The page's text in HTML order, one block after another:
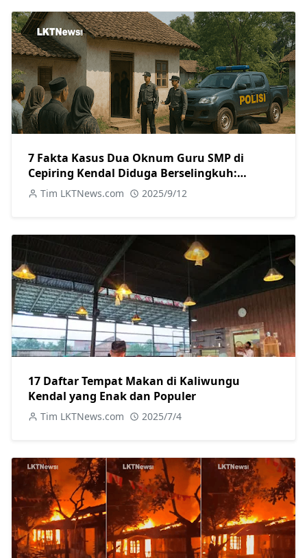
7 Fakta Kasus Dua Oknum Guru SMP di
Cepiring Kendal Diduga Berselingkuh:
Kronologi, Pengakuan, hingga Sanksi
Tim LKTNews.com 2025/9/12
17 Daftar Tempat Makan di Kaliwungu
Kendal yang Enak dan Populer
Tim LKTNews.com 2025/7/4